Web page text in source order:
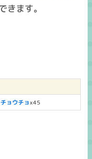
きます。
ョウチョx45